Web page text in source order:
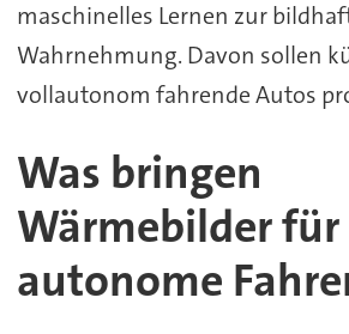
maschinelles Lernen zur
Wahrnehmung. Davon sollen
vollautonom fahrende Autos
Was bringen
Wärmebilder für
autonome